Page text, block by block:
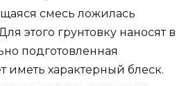
смесь ложилась
этого грунтовку наносят в
подготовленная
иметь характерный блеск.